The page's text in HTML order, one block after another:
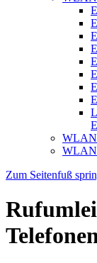
WLAN
WLAN
Zum Seitenfuß